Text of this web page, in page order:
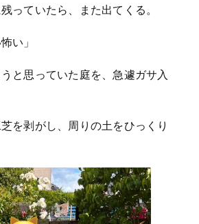
っていたら、また出てくる。
い」
と思っていた庭を、急遽ガサ入
を剥がし、周りの土をひっくり